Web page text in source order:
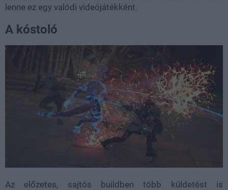
lenne ez egy valódi videójátékként.
A kóstoló
Az előzetes, sajtós buildben több küldetést is